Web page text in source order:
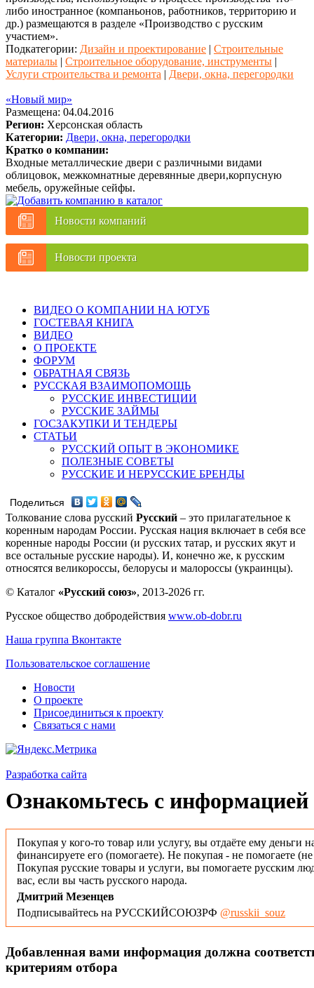
либо иностранное (компаньонов, работников, территорию и
др.) размещаются в разделе «Производство с русским
участием».
Подкатегории: Дизайн и проектирование | Строительные
материалы | Строительное оборудование, инструменты |
Услуги строительства и ремонта | Двери, окна, перегородки
«Новый мир»
Размещена: 04.04.2016
Регион: Херсонская область
Категории: Двери, окна, перегородки
Кратко о компании:
Входные металлические двери с различными видами
облицовок, межкомнатные деревянные двери,корпусную
мебель, оружейные сейфы.
Новости компаний
Новости проекта
ВИДЕО О КОМПАНИИ НА ЮТУБ
ГОСТЕВАЯ КНИГА
ВИДЕО
О ПРОЕКТЕ
ФОРУМ
ОБРАТНАЯ СВЯЗЬ
РУССКАЯ ВЗАИМОПОМОЩЬ
РУССКИЕ ИНВЕСТИЦИИ
РУССКИЕ ЗАЙМЫ
ГОСЗАКУПКИ И ТЕНДЕРЫ
СТАТЬИ
РУССКИЙ ОПЫТ В ЭКОНОМИКЕ
ПОЛЕЗНЫЕ СОВЕТЫ
РУССКИЕ И НЕРУССКИЕ БРЕНДЫ
Поделиться
Толкование слова русский Русский – это прилагательное к
коренным народам России. Русская нация включает в себя все
коренные народы России (и русских татар, и русских якут и
все остальные русские народы). И, конечно же, к русским
относятся великороссы, белорусы и малороссы (украинцы).
© Каталог «Русский союз», 2013-2026 гг.
Русское общество добродействия www.ob-dobr.ru
Наша группа Вконтакте
Пользовательское соглашение
Новости
О проекте
Присоединиться к проекту
Связаться с нами
Разработка сайта
Ознакомьтесь с информацией
Покупая у кого-то товар или услугу, вы отдаёте ему деньги
финансируете его (помогаете). Не покупая - не помогаете
Покупая русские товары и услуги, вы помогаете русским
вас, если вы часть русского народа.
Дмитрий Мезенцев
Подписывайтесь на РУССКИЙСОЮЗРФ @russkii_souz
Добавленная вами информация должна
критериям отбора